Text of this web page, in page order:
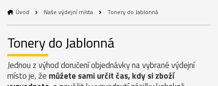
Úvod Naše výdejní místa Tonery do Jablonná
Tonery do Jablonná
Jednou z výhod doručení objednávky na vybrané výdejní
místo je, že můžete sami určit čas, kdy si zboží